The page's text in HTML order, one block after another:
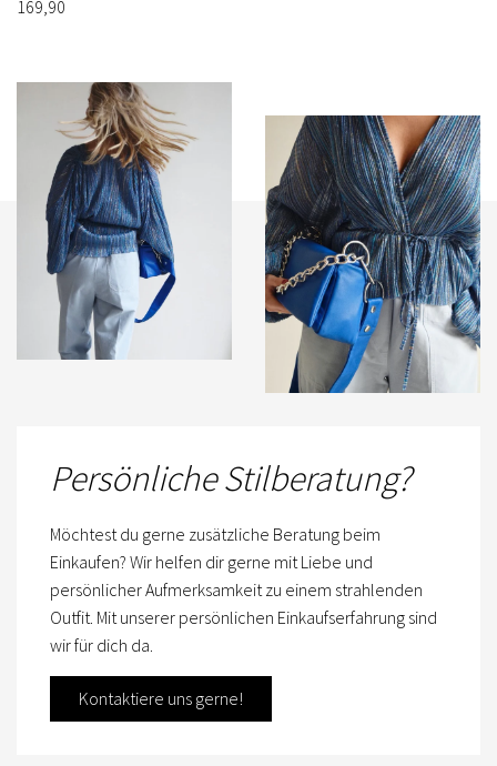
169,90
Persönliche Stilberatung?
Möchtest du gerne zusätzliche Beratung beim
Einkaufen? Wir helfen dir gerne mit Liebe und
persönlicher Aufmerksamkeit zu einem strahlenden
Outfit. Mit unserer persönlichen Einkaufserfahrung sind
wir für dich da.
Kontaktiere uns gerne!